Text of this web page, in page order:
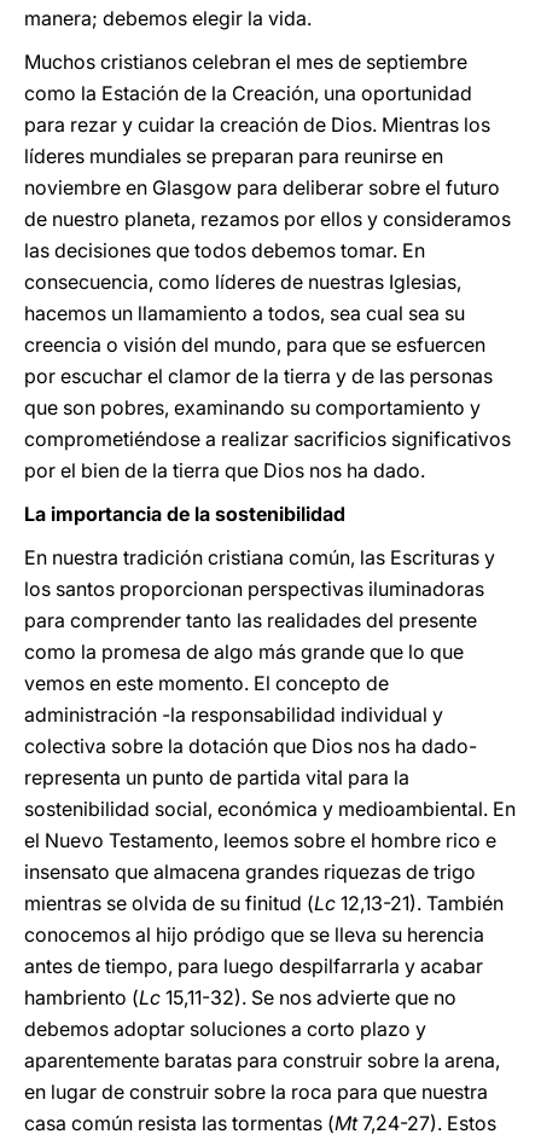
manera; debemos elegir la vida.
Muchos cristianos celebran el mes de septiembre
como la Estación de la Creación, una oportunidad
para rezar y cuidar la creación de Dios. Mientras los
líderes mundiales se preparan para reunirse en
noviembre en Glasgow para deliberar sobre el futuro
de nuestro planeta, rezamos por ellos y consideramos
las decisiones que todos debemos tomar. En
consecuencia, como líderes de nuestras Iglesias,
hacemos un llamamiento a todos, sea cual sea su
creencia o visión del mundo, para que se esfuercen
por escuchar el clamor de la tierra y de las personas
que son pobres, examinando su comportamiento y
comprometiéndose a realizar sacrificios significativos
por el bien de la tierra que Dios nos ha dado.
La importancia de la sostenibilidad
En nuestra tradición cristiana común, las Escrituras y
los santos proporcionan perspectivas iluminadoras
para comprender tanto las realidades del presente
como la promesa de algo más grande que lo que
vemos en este momento. El concepto de
administración -la responsabilidad individual y
colectiva sobre la dotación que Dios nos ha dado-
representa un punto de partida vital para la
sostenibilidad social, económica y medioambiental. En
el Nuevo Testamento, leemos sobre el hombre rico e
insensato que almacena grandes riquezas de trigo
mientras se olvida de su finitud (Lc 12,13-21). También
conocemos al hijo pródigo que se lleva su herencia
antes de tiempo, para luego despilfarrarla y acabar
hambriento (Lc 15,11-32). Se nos advierte que no
debemos adoptar soluciones a corto plazo y
aparentemente baratas para construir sobre la arena,
en lugar de construir sobre la roca para que nuestra
casa común resista las tormentas (Mt7,24-27). Estos